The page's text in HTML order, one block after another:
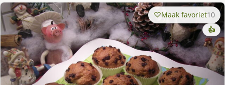
Maak favoriet10
👍